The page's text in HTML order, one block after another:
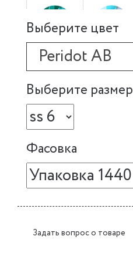
Выберите цвет
Peridot AB
Выберите размер
Фасовка
Задать вопрос о товаре